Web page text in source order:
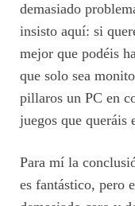
demasiado
insisto aquí: si
mejor que podéis
que solo sea
pillaros un PC en
juegos que
Para mí la
es fantástico, pero